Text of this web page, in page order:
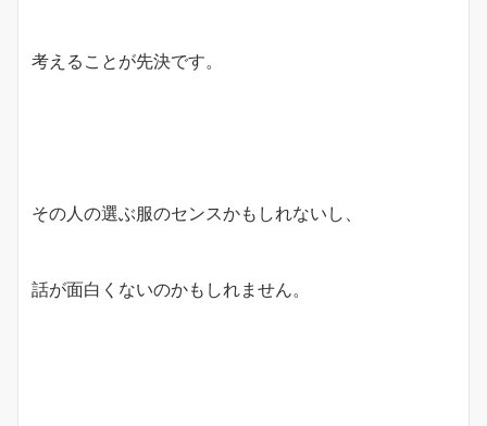
考えることが先決です。
その人の選ぶ服のセンスかもしれないし、
話が面白くないのかもしれません。